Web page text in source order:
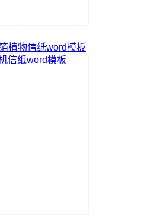
植物信纸word模板